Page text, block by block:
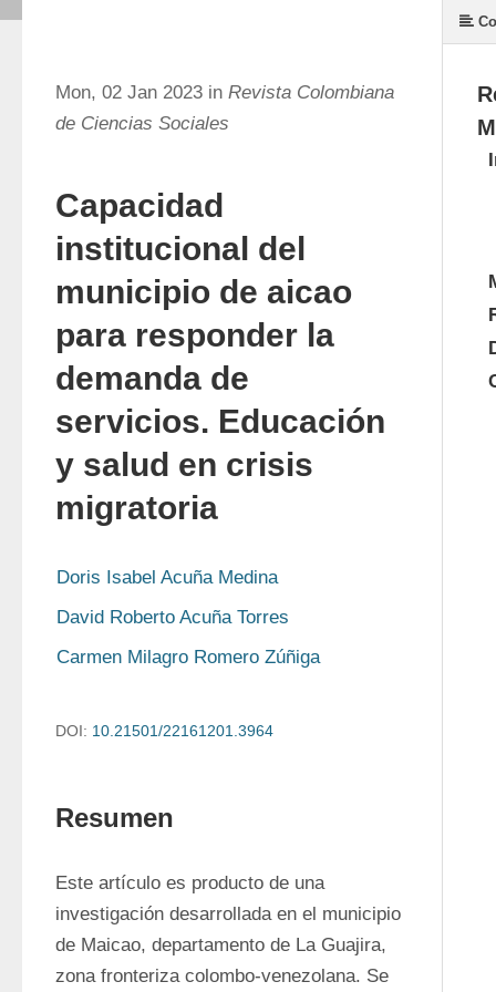
Mon, 02 Jan 2023 in Revista Colombiana
de Ciencias Sociales
Capacidad
institucional del
municipio de aicao
para responder la
demanda de
servicios. Educación
y salud en crisis
migratoria
Doris Isabel Acuña Medina
David Roberto Acuña Torres
Carmen Milagro Romero Zúñiga
DOI: 10.21501/22161201.3964
Resumen
Este artículo es producto de una
investigación desarrollada en el municipio
de Maicao, departamento de La Guajira,
zona fronteriza colombo-venezolana. Se